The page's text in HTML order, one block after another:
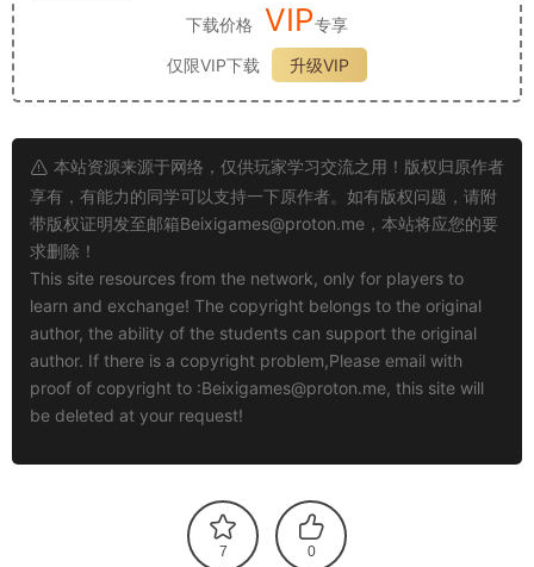
下载价格 VIP专享
仅限VIP下载
升级VIP
本站资源来源于网络，仅供玩家学习交流之用！版权归原作者
享有，有能力的同学可以支持一下原作者。如有版权问题，请附
带版权证明发至邮箱Beixigames@proton.me ，本站将应您的要
求删除！
This site resources from the network, only for players to
learn and exchange! The copyright belongs to the original
author, the ability of the students can support the original
author. If there is a copyright problem,Please email with
proof of copyright to :Beixigames@proton.me, this site will
be deleted at your request!
7 0